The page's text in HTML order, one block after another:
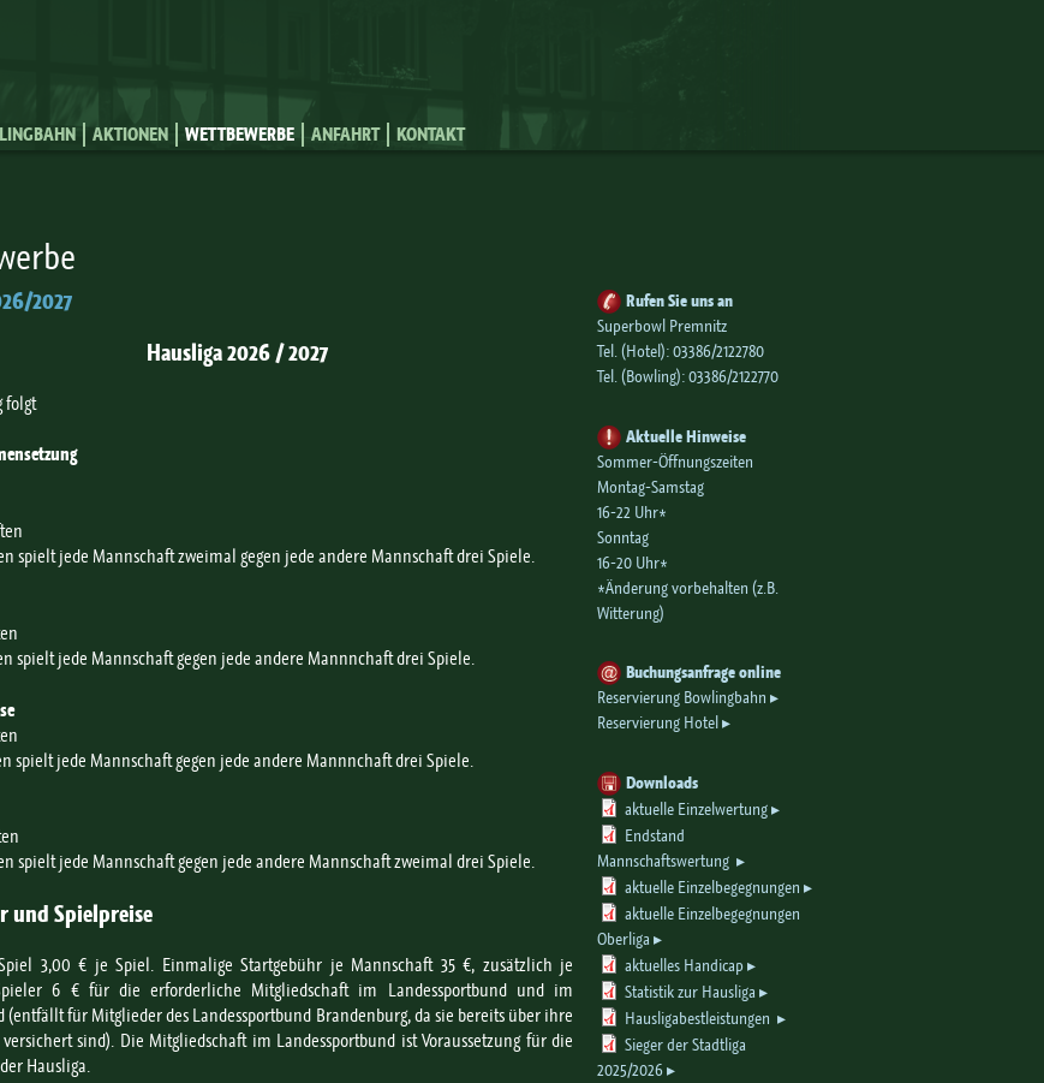
AKTIONEN WETTBEWERBE ANFAHRT KONTAKT
2027
Hausliga 2026 / 2027
folgt
spielt jede Mannschaft zweimal gegen jede andere Mannschaft drei Spiele.
spielt jede Mannschaft gegen jede andere Mannnchaft drei Spiele.
spielt jede Mannschaft gegen jede andere Mannnchaft drei Spiele.
spielt jede Mannschaft gegen jede andere Mannschaft zweimal drei Spiele.
und Spielpreise
3,00 € je Spiel. Einmalige Startgebühr je Mannschaft 35 €, zusätzlich je
6 € für die erforderliche Mitgliedschaft im Landessportbund und im
(entfällt für Mitglieder des Landessportbund Brandenburg, da sie bereits über ihre
sind). Die Mitgliedschaft im Landessportbund ist Voraussetzung für die
Hausliga.
Rufen Sie uns an
Superbowl Premnitz
Tel. (Hotel):03386/2122780
Tel. (Bowling):03386/2122770
Aktuelle Hinweise
Sommer-Öffnungszeiten
Montag-Samstag
16-22 Uhr*
Sonntag
16-20 Uhr*
*Änderung vorbehalten (z.B.
Witterung)
Buchungsanfrage online
Reservierung Bowlingbahn
Reservierung Hotel
Downloads
aktuelle Einzelwertung
Endstand
Mannschaftswertung
aktuelle Einzelbegegnungen
aktuelle Einzelbegegnungen
Oberliga
aktuelles Handicap
Statistik zur Hausliga
Hausligabestleistungen
Sieger der Stadtliga
2025/2026